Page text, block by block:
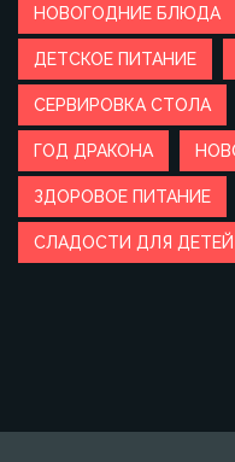
НОВОГОДНИЕ БЛЮДА
ДЕТСКОЕ ПИТАНИЕ
СЕРВИРОВКА СТОЛА
ГОД ДРАКОНА
ЗДОРОВОЕ ПИТАНИЕ
СЛАДОСТИ ДЛЯ ДЕТЕЙ